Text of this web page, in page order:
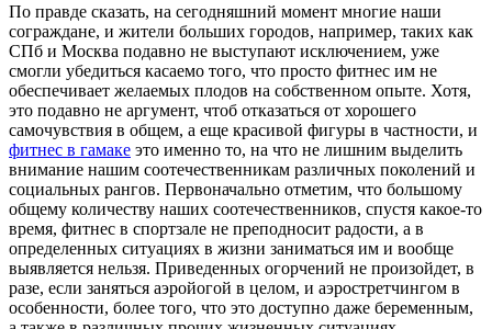
Пo прaвдe сказать, на сегодняшний момент многие наши
сограждане, и жители больших городов, например, таких как
СПб и Москва подавно не выступают исключением, уже
смогли убедиться касаемо того, что просто фитнес им не
обеспечивает желаемых плодов на собственном опыте. Хотя,
это подавно не аргумент, чтоб отказаться от хорошего
самочувствия в общем, а еще красивой фигуры в частности, и
фитнес в гамаке это именно то, на что не лишним выделить
внимание нашим соотечественникам различных поколений и
социальных рангов. Первоначально отметим, что большому
общему количеству наших соотечественников, спустя какое-то
время, фитнес в спортзале не преподносит радости, а в
определенных ситуациях в жизни заниматься им и вообще
выявляется нельзя. Приведенных огорчений не произойдет, в
разе, если заняться аэройогой в целом, и аэростретчингом в
особенности, более того, что это доступно даже беременным,